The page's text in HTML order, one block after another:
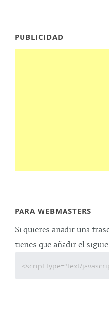
PUBLICIDAD
PARA WEBMASTERS
Si quieres añadir una
tienes que añadir el